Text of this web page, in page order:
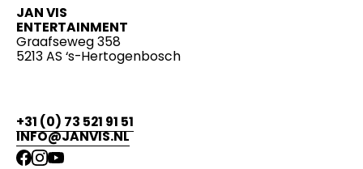
JAN VIS
ENTERTAINMENT
Graafseweg 358
5213 AS ‘s-Hertogenbosch
+31 (0) 73 521 91 51
INFO@JANVIS.NL